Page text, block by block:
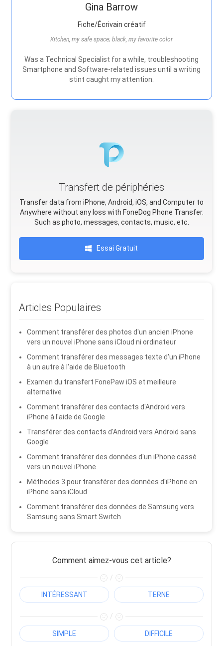
Gina Barrow
Fiche/Écrivain créatif
Kitchen, my safe space; black, my favorite color
Was a Technical Specialist for a while, troubleshooting
Smartphone and Software-related issues until a writing
stint caught my attention.
Transfert de périphéries
Transfer data from iPhone, Android, iOS, and Computer to
Anywhere without any loss with FoneDog Phone Transfer.
Such as photo, messages, contacts, music, etc.
Essai Gratuit
Articles Populaires
Comment transférer des photos d'un ancien iPhone
vers un nouvel iPhone sans iCloud ni ordinateur
Comment transférer des messages texte d'un iPhone
à un autre à l'aide de Bluetooth
Examen du transfert FonePaw iOS et meilleure
alternative
Comment transférer des contacts d'Android vers
iPhone à l'aide de Google
Transférer des contacts d'Android vers Android sans
Google
Comment transférer des données d'un iPhone cassé
vers un nouvel iPhone
Méthodes 3 pour transférer des données d'iPhone en
iPhone sans iCloud
Comment transférer des données de Samsung vers
Samsung sans Smart Switch
Comment aimez-vous cet article?
/
INTÉRESSANT TERNE
/
SIMPLE DIFFICILE